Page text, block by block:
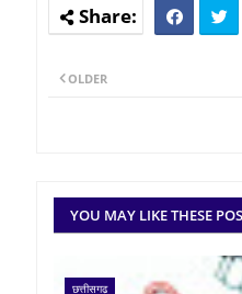
OLDER
YOU MAY LIKE THESE
छत्तीसगढ़